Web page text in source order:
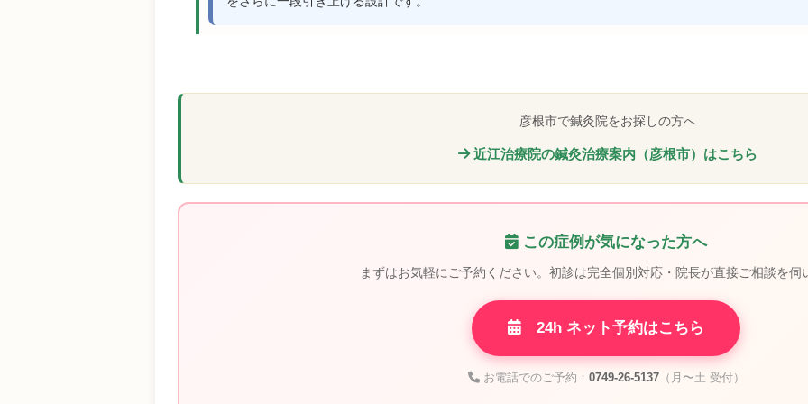
彦根市で鍼灸院をお探しの方へ
近江治療院の鍼灸治療案内（彦根市）はこちら
この症例が気になった方へ
まずはお気軽にご予約ください。初診は完全個別対応・院長が直接ご相談を伺
24h ネット予約はこちら
お電話でのご予約： 0749-26-5137（月〜土 受付）